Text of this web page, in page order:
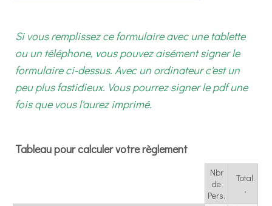
Si vous remplissez ce formulaire avec une tablette
ou un téléphone, vous pouvez aisément signer le
formulaire ci-dessus. Avec un ordinateur c'est un
peu plus fastidieux. Vous pourrez signer le pdf une
fois que vous l'aurez imprimé.
Tableau pour calculer votre règlement
Nbr
de
Pers.
Total.
.